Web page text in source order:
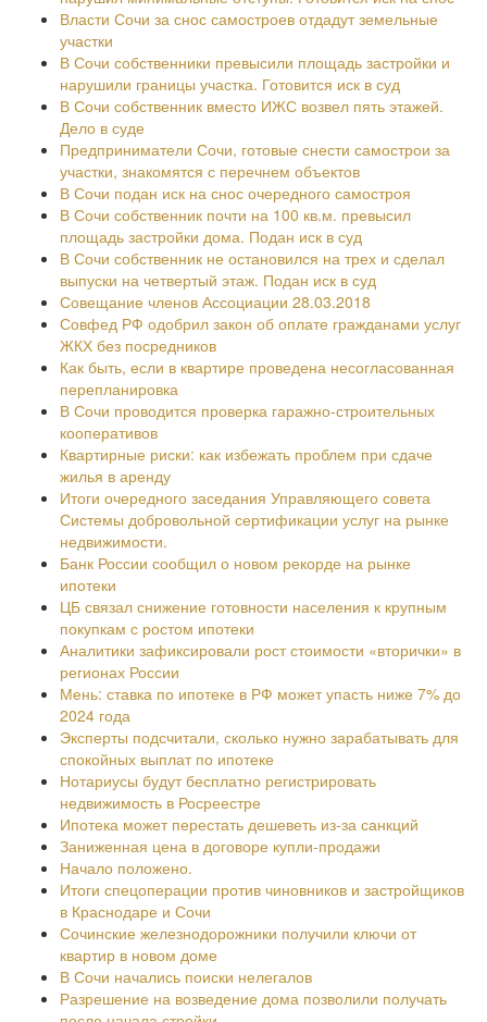
Власти Сочи за снос самостроев отдадут земельные
участки
В Сочи собственники превысили площадь застройки и
нарушили границы участка. Готовится иск в суд
В Сочи собственник вместо ИЖС возвел пять этажей.
Дело в суде
Предприниматели Сочи, готовые снести самострои за
участки, знакомятся с перечнем объектов
В Сочи подан иск на снос очередного самостроя
В Сочи собственник почти на 100 кв.м. превысил
площадь застройки дома. Подан иск в суд
В Сочи собственник не остановился на трех и сделал
выпуски на четвертый этаж. Подан иск в суд
Совещание членов Ассоциации 28.03.2018
Совфед РФ одобрил закон об оплате гражданами услуг
ЖКХ без посредников
Как быть, если в квартире проведена несогласованная
перепланировка
В Сочи проводится проверка гаражно-строительных
кооперативов
Квартирные риски: как избежать проблем при сдаче
жилья в аренду
Итоги очередного заседания Управляющего совета
Системы добровольной сертификации услуг на рынке
недвижимости.
Банк России сообщил о новом рекорде на рынке
ипотеки
ЦБ связал снижение готовности населения к крупным
покупкам с ростом ипотеки
Аналитики зафиксировали рост стоимости «вторички» в
регионах России
Мень: ставка по ипотеке в РФ может упасть ниже 7% до
2024 года
Эксперты подсчитали, сколько нужно зарабатывать для
спокойных выплат по ипотеке
Нотариусы будут бесплатно регистрировать
недвижимость в Росреестре
Ипотека может перестать дешеветь из-за санкций
Заниженная цена в договоре купли-продажи
Начало положено.
Итоги спецоперации против чиновников и застройщиков
в Краснодаре и Сочи
Сочинские железнодорожники получили ключи от
квартир в новом доме
В Сочи начались поиски нелегалов
Разрешение на возведение дома позволили получать